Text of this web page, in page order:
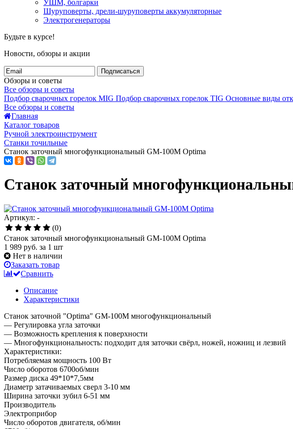
УШМ, болгарки
Шуруповерты, дрели-шуруповерты аккумуляторные
Электрогенераторы
Будьте в курсе!
Новости, обзоры и акции
Подписаться
Обзоры и советы
Все обзоры и советы
Подбор сварочных горелок MIG Подбор сварочных горелок TIG Основные виды
Все обзоры и советы
Главная
Каталог товаров
Ручной электроинструмент
Станки точильные
Станок заточный многофункциональный GM-100М Optima
Станок заточный
Артикул: -
(0)
Станок заточный многофункциональный GM-100М Optima
1 989 руб. за 1 шт
Нет в наличии
Заказать товар
Сравнить
Описание
Характеристики
Станок заточной "Optima" GM-100М многофункциональный
— Регулировка угла заточки
— Возможность крепления к поверхности
— Многофункциональность: подходит для заточки свёрл, ножей, ножниц и лезвий
Характеристики:
Потребляемая мощность 100 Вт
Число оборотов 6700об/мин
Размер диска 49*10*7,5мм
Диаметр затачиваемых сверл 3-10 мм
Ширина заточки зубил 6-51 мм
Производитель
Электроприбор
Число оборотов двигателя, об/мин